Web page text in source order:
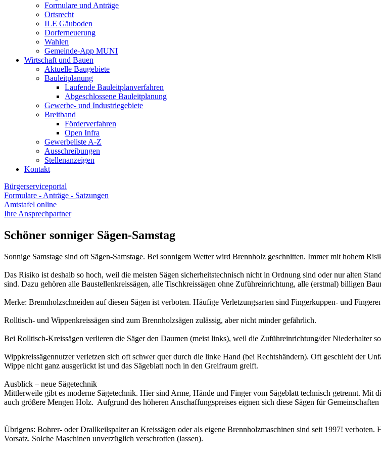
Formulare und Anträge
Ortsrecht
ILE Gäuboden
Dorferneuerung
Wahlen
Gemeinde-App MUNI
Wirtschaft und Bauen
Aktuelle Baugebiete
Bauleitplanung
Laufende Bauleitplanverfahren
Abgeschlossene Bauleitplanung
Gewerbe- und Industriegebiete
Breitband
Förderverfahren
Open Infra
Gewerbeliste A-Z
Ausschreibungen
Stellenanzeigen
Kontakt
Bürgerserviceportal
Formulare - Anträge - Satzungen
Amtstafel online
Ihre Ansprechpartner
Schöner sonniger Sägen-Samstag
Sonnige Samstage sind oft Sägen-Samstage. Bei sonnigem Wetter wird Brennholz geschnitten. Immer mit hohem
Das Risiko ist deshalb so hoch, weil die meisten Sägen sicherheitstechnisch nicht in Ordnung sind oder nur alten
sind. Dazu gehören alle Baustellenkreissägen, alle Tischkreissägen ohne Zuführeinrichtung, alle (erstmal) billigen
Merke: Brennholzschneiden auf diesen Sägen ist verboten. Häufige Verletzungsarten sind Fingerkuppen- und
Rolltisch- und Wippenkreissägen sind zum Brennholzsägen zulässig, aber nicht minder gefährlich.
Bei Rolltisch-Kreissägen verlieren die Säger den Daumen (meist links), weil die Zuführeinrichtung/der Niederhalter
Wippkreissägennutzer verletzen sich oft schwer quer durch die linke Hand (bei Rechtshändern). Oft geschieht der
Wippe nicht ganz ausgerückt ist und das Sägeblatt noch in den Greifraum greift.
Ausblick – neue Sägetechnik
Mittlerweile gibt es moderne Sägetechnik. Hier sind Arme, Hände und Finger vom Sägeblatt technisch getrennt. Mit
auch größere Mengen Holz. Aufgrund des höheren Anschaffungspreises eignen sich diese Sägen für
Übrigens: Bohrer- oder Drallkeilspalter an Kreissägen oder als eigene Brennholzmaschinen sind seit 1997!
Vorsatz. Solche Maschinen unverzüglich verschrotten (lassen).